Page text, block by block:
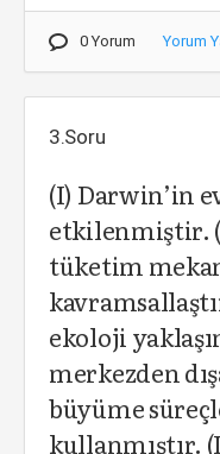
0 Yorum Yorum
3.Soru
(I) Darwin’in
etkilenmiştir.
tüketim
ekoloji
merkezden
büyüme
kullanmıştır.